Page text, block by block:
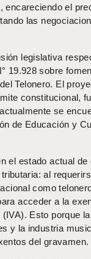
encareciendo el
las
legislativa
19.928 sobre
Telonero. El
constitucional,
se
de Educación y
el estado actual de
al
como
acceder a la
Esto porque
y la industria
del gravamen.